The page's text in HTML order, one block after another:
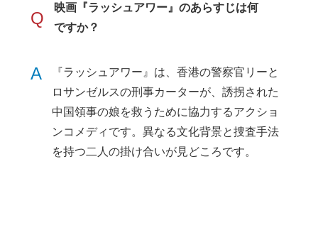
Q
映画『ラッシュアワー』のあらすじは何
ですか？
A
『ラッシュアワー』は、香港の警察官リーと
ロサンゼルスの刑事カーターが、誘拐された
中国領事の娘を救うために協力するアクショ
ンコメディです。異なる文化背景と捜査手法
を持つ二人の掛け合いが見どころです。